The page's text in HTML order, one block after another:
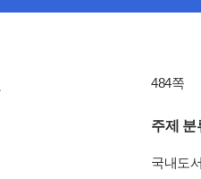
484쪽
주제 분
국내도